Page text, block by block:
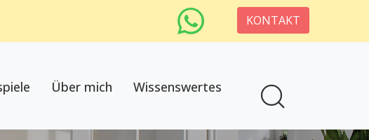
KONTAKT
Über mich Wissenswertes